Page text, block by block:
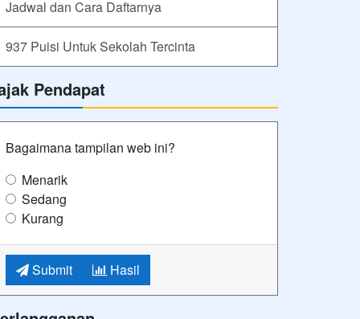
Jadwal dan Cara Daftarnya
937 Puisi Untuk Sekolah Tercinta
Pendapat
Bagaimana tampilan web ini?
Menarik
Sedang
Kurang
Submit Hasil